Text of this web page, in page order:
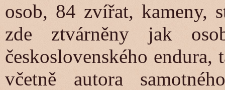
osob, 84 zvířat, kameny,
zde ztvárněny jak
československého
včetně autora